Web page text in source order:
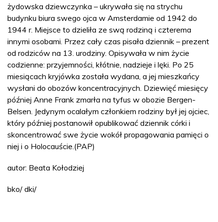
żydowska dziewczynka – ukrywała się na strychu
budynku biura swego ojca w Amsterdamie od 1942 do
1944 r. Miejsce to dzieliła ze swą rodziną i czterema
innymi osobami. Przez cały czas pisała dziennik – prezent
od rodziców na 13. urodziny. Opisywała w nim życie
codzienne: przyjemności, kłótnie, nadzieje i lęki. Po 25
miesiącach kryjówka została wydana, a jej mieszkańcy
wysłani do obozów koncentracyjnych. Dziewięć miesięcy
później Anne Frank zmarła na tyfus w obozie Bergen-
Belsen. Jedynym ocalałym członkiem rodziny był jej ojciec,
który później postanowił opublikować dziennik córki i
skoncentrować swe życie wokół propagowania pamięci o
niej i o Holocauście.(PAP)
autor: Beata Kołodziej
bko/ dki/